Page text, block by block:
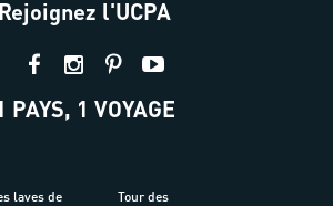
Rejoignez l'UCPA
PAYS, 1 VOYAGE
laves de
Tour des